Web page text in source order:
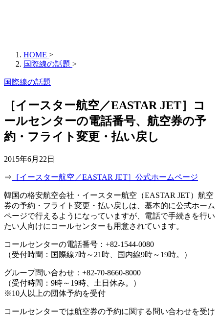
HOME >
国際線の話題 >
国際線の話題
［イースター航空／EASTAR JET］コ
ールセンターの電話番号、航空券の予
約・フライト変更・払い戻し
2015年6月22日
⇒ ［イースター航空／EASTAR JET］公式ホームページ
韓国の格安航空会社・イースター航空（EASTAR JET）航空
券の予約・フライト変更・払い戻しは、基本的に公式ホーム
ページで行えるようになっていますが、電話で手続きを行い
たい人向けにコールセンターも用意されています。
コールセンターの電話番号：+82-1544-0080
（受付時間：国際線7時～21時、国内線9時～19時。）
グループ問い合わせ：+82-70-8660-8000
（受付時間：9時～19時、土日休み。）
※10人以上の団体予約を受付
コールセンターでは航空券の予約に関する問い合わせを受け